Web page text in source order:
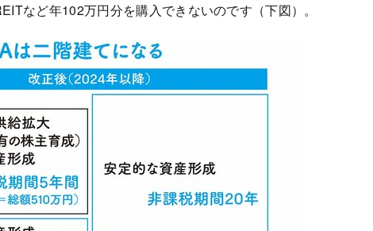
など年102万円分を購入できないのです（下図）。